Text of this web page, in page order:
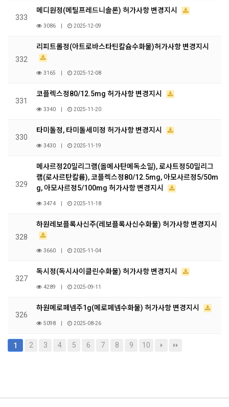
333
메디원정(메틸프레드니솔론) 허가사항 변경지시
3086 | 2025-12-09
332
리피트롤정(아트로바스타틴칼슘수화물)허가사항 변경지시
3165 | 2025-12-08
331
코플렉스정80/12.5mg 허가사항 변경지시
3340 | 2025-11-20
330
타미돌정, 타미돌세미정 허가사항 변경지시
3430 | 2025-11-19
329
메사르정20밀리그램(올메사탄메독소밀), 로사트정50밀리그
램(로사르탄칼륨), 코플렉스정80/12.5mg, 아모사르정5/50m
g, 아모사르정5/100mg 허가사항 변경지시
3474 | 2025-11-18
328
하원레보플록사신주(레보플록사신수화물) 허가사항 변경지시
3660 | 2025-11-04
327
독시정(독시사이클린수화물) 허가사항 변경지시
4289 | 2025-09-11
326
하원메로페넴주1g(메로페넴수화물) 허가사항 변경지시
5098 | 2025-08-26
1 2 3 4 5 6 7 8 9 10